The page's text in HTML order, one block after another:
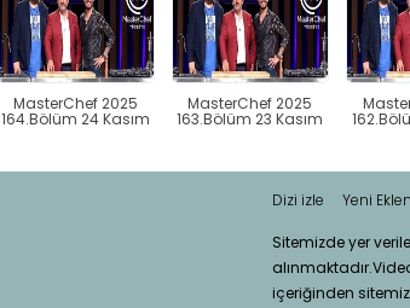
MasterChef 2025
164.Bölüm 24 Kasım
MasterChef 2025
163.Bölüm 23 Kasım
Dizi izle Yeni
Sitemizde yer
içeriğinden